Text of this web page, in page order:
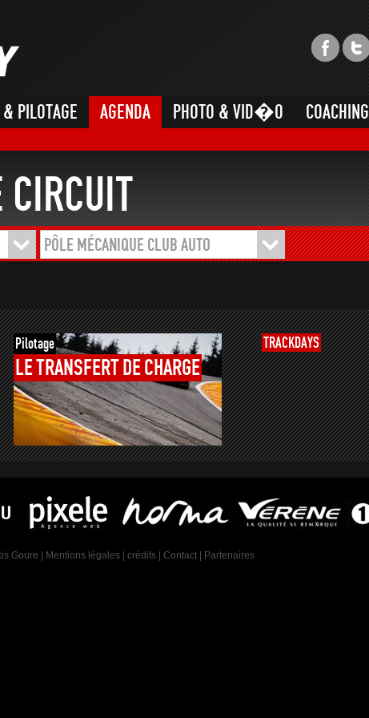
PILOTAGE AGENDA PHOTO & VID�O COACHING
CIRCUIT
PÔLE MÉCANIQUE CLUB AUTO
Pilotage
LETRANSFERT DECHARGE
TRACKDAYS
Goure Mentions légales crédits Contact Partenaires